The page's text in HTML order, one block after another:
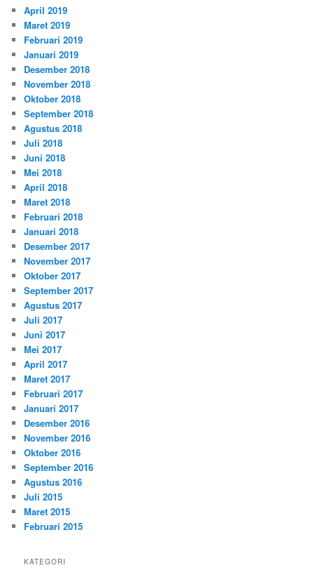
April 2019
Maret 2019
Februari 2019
Januari 2019
Desember 2018
November 2018
Oktober 2018
September 2018
Agustus 2018
Juli 2018
Juni 2018
Mei 2018
April 2018
Maret 2018
Februari 2018
Januari 2018
Desember 2017
November 2017
Oktober 2017
September 2017
Agustus 2017
Juli 2017
Juni 2017
Mei 2017
April 2017
Maret 2017
Februari 2017
Januari 2017
Desember 2016
November 2016
Oktober 2016
September 2016
Agustus 2016
Juli 2015
Maret 2015
Februari 2015
KATEGORI